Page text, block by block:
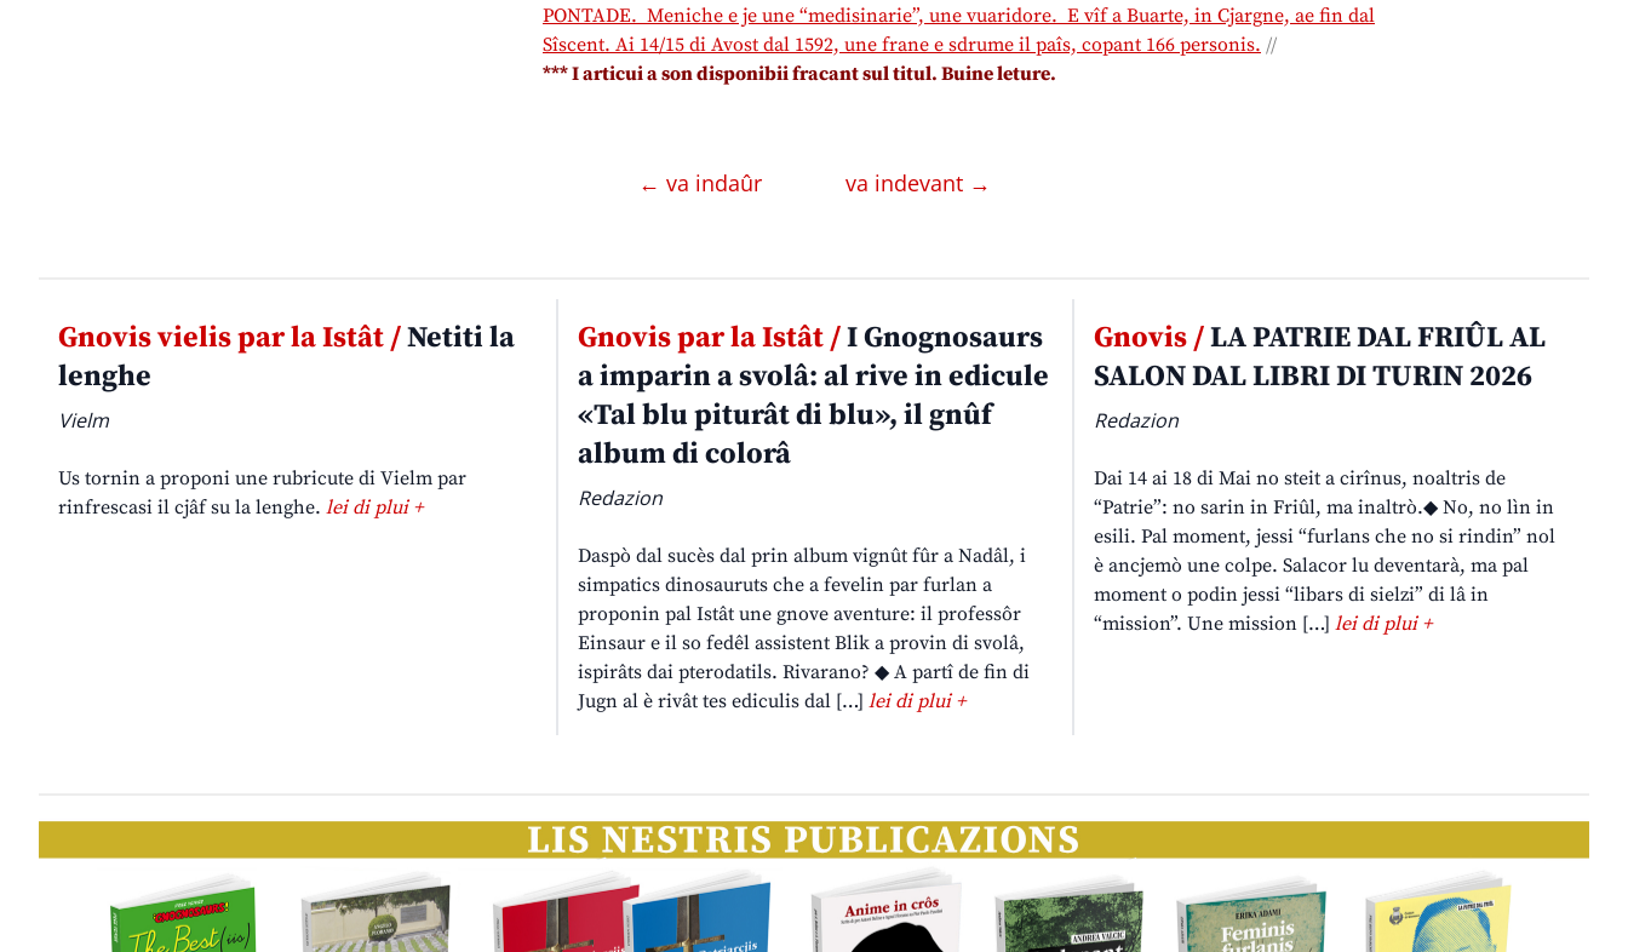
PONTADE. Meniche e je une “medisinarie”, une vuaridore. E vîf a Buarte, in Cjargne, ae fin dal
Sîscent. Ai 14/15 di Avost dal 1592, une frane e sdrume il paîs, copant 166 personis. //
*** I articui a son disponibii fracant sul titul. Buine leture.
← va indaûr va indevant →
Gnovis vielis par la Istât /Netiti la
lenghe
Vielm
Us tornin a proponi une rubricute di Vielm par
rinfrescasi il cjâf su la lenghe. lei di plui +
Gnovis par la Istât /I Gnognosaurs
a imparin a svolâ: al rive in edicule
«Tal blu piturât di blu», il gnûf
album di colorâ
Redazion
Daspò dal sucès dal prin album vignût fûr a Nadâl, i
simpatics dinosauruts che a fevelin par furlan a
proponin pal Istât une gnove aventure: il professôr
Einsaur e il so fedêl assistent Blik a provin di svolâ,
ispirâts dai pterodatils. Rivarano? ◆ A partî de fin di
Jugn al è rivât tes ediculis dal […] lei di plui +
Gnovis /LA PATRIE DAL FRIÛL AL
SALON DAL LIBRI DI TURIN 2026
Redazion
Dai 14 ai 18 di Mai no steit a cirînus, noaltris de
“Patrie”: no sarin in Friûl, ma inaltrò.◆ No, no lìn in
esili. Pal moment, jessi “furlans che no si rindin” nol
è ancjemò une colpe. Salacor lu deventarà, ma pal
moment o podin jessi “libars di sielzi” di lâ in
“mission”. Une mission […]lei di plui +